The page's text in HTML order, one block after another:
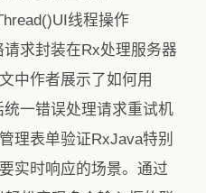
线程操作
求封装在Rx处理服务器
中作者展示了如何用
一错误处理请求重试机
理表单验证RxJava特别
实时响应的场景。通过